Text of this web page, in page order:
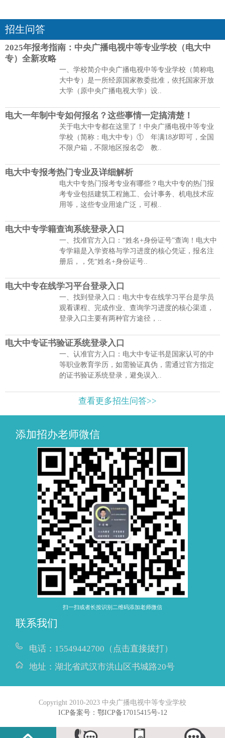
招生问答
2025年报考指南：中央广播电视中等专业学校（电大中
专）全新攻略
一、学校简介中央广播电视中等专业学校（简称电
大中专）是一所经原国家教委批准，依托国家开放
大学（原中央广播电视大学）设..
电大一年制中专如何报名？这些事情一定搞清楚！
关于电大中专都在这里了！中央广播电视中等专业
学校（简称：电大中专）① 年满18岁即可，全国
不限户箱，不限地区报名② 教..
电大中专报考热门专业及详细解析
电大中专热门报考专业有哪些？电大中专的热门报
考专业包括建筑工程施工、会计事务、机电技术应
用等，这些专业用途广泛，可根..
电大中专学籍查询系统登录入口
一、找准官方入口：“姓名+身份证号”查询！电大中
专学籍是入学资格与学习进度的核心凭证，报名注
册后，，凭“姓名+身份证号..
电大中专在线学习平台登录入口
一、找到登录入口：电大中专在线学习平台是学员
观看课程、完成作业、查询学习进度的核心渠道，
登录入口主要有两种官方途径，..
电大中专证书验证系统登录入口
一、认准官方入口：电大中专证书是国家认可的中
等职业教育学历，如需验证真伪，需通过官方指定
的证书验证系统登录，避免误入..
查看更多招生问答>>
添加招办老师微信
扫一扫或者长按识别二维码添加老师微信
联系我们
电话： 15549442700（点击直接拔打）
地址： 湖北省武汉市洪山区书城路20号
Copyright 2010-2023 中央广播电视中等专业学校
ICP备案号：鄂ICP备17015415号-12